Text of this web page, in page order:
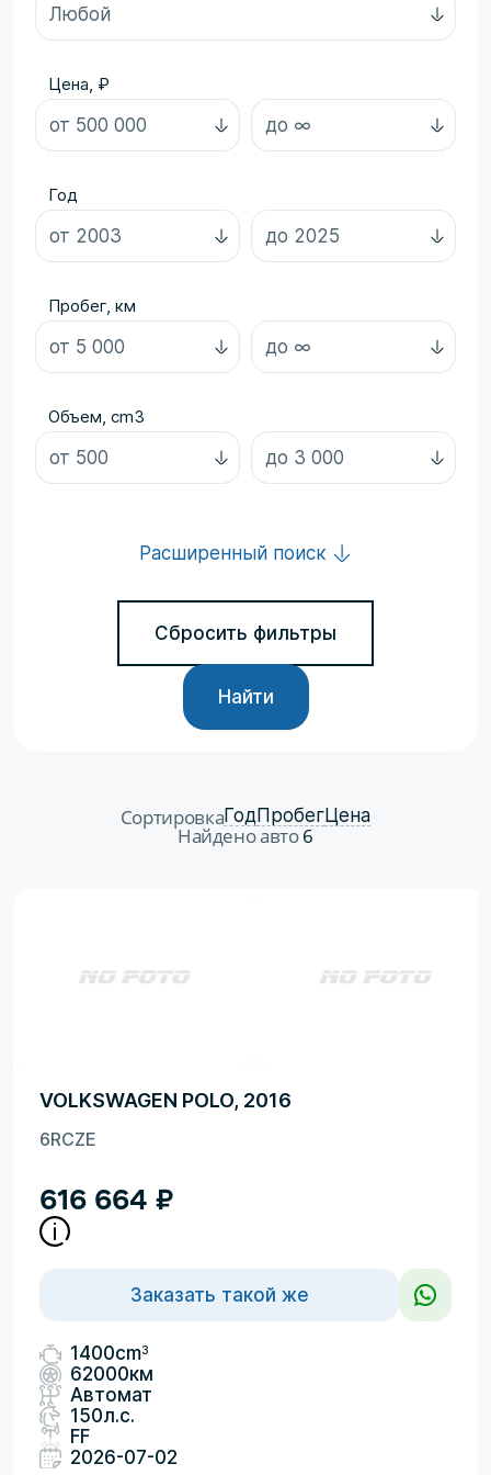
Цена, ₽
Год
Пробег, км
Объем, cm3
Расширенный поиск
Сбросить фильтры
Найти
СортировкаГодПробегЦена
Найдено авто6
VOLKSWAGEN POLO, 2016
6RCZE
616 664 ₽
Заказать такой же
1400cm3
62000км
Автомат
150л.с.
FF
2026-07-02